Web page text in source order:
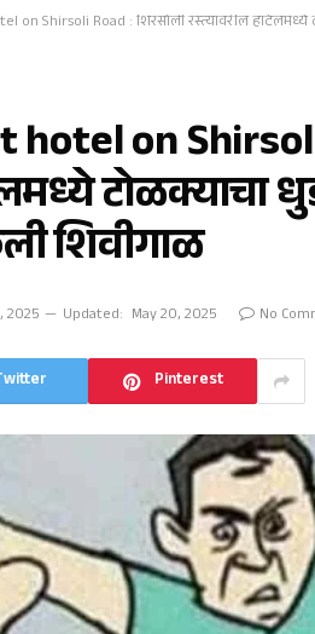
on Shirsoli Road : शिरसोली रस्त्यावरील
on
शिवीगाळ
2025 Updated: May 20, 2025 No
Pinterest